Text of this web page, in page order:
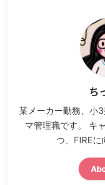
ち
某メーカー勤務、小
マ管理職です。 キ
つ、FIREに